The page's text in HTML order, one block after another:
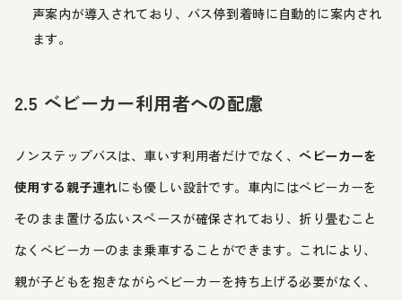
声案内が導入されており、バス停到着時に自動的に案内され
ます。
2.5 ベビーカー利用者への配慮
ノンステップバスは、車いす利用者だけでなく、ベビーカーを
使用する親子連れにも優しい設計です。車内にはベビーカーを
そのまま置ける広いスペースが確保されており、折り畳むこと
なくベビーカーのまま乗車することができます。これにより、
親が子どもを抱きながらベビーカーを持ち上げる必要がなく、